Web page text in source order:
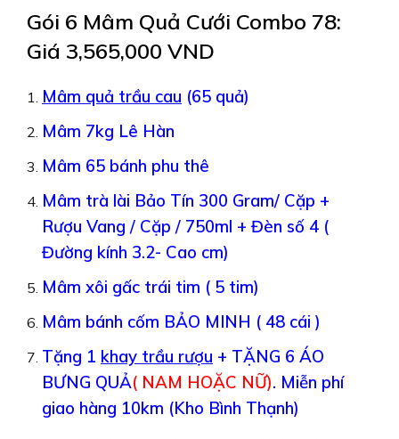
Gói 6 Mâm Quả Cưới Combo 78:
Giá 3,565,000 VND
Mâm quả trầu cau (65 quả)
Mâm 7kg Lê Hàn
Mâm 65 bánh phu thê
Mâm trà lài Bảo Tín 300 Gram/ Cặp +
Rượu Vang / Cặp / 750ml + Đèn số 4 (
Đường kính 3.2- Cao cm)
Mâm xôi gấc trái tim ( 5 tim)
Mâm bánh cốm BẢO MINH ( 48 cái )
Tặng 1 khay trầu rượu + TẶNG 6 ÁO
BƯNG QUẢ( NAM HOẶC NỮ). Miễn phí
giao hàng 10km (Kho Bình Thạnh)